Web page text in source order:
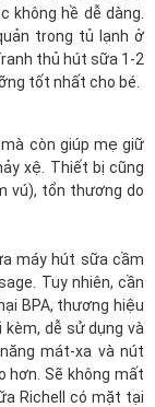
không hề dễ dàng.
trong tủ lạnh ở
thủ hút sữa 1-2
tốt nhất cho bé.
còn giúp mẹ giữ
xệ. Thiết bị cũng
vú), tổn thương do
máy hút sữa cầm
. Tuy nhiên, cần
BPA, thương hiệu
kèm, dễ sử dụng và
mát-xa và nút
hơn. Sẽ không mất
Richell có mặt tại